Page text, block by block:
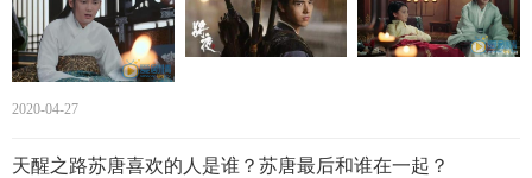
雕的废物，却以一己之力拯救北斗定位系统解决危急，击杀
2020-04-27
天醒之路苏唐喜欢的人是谁？苏唐最后和谁在一起？